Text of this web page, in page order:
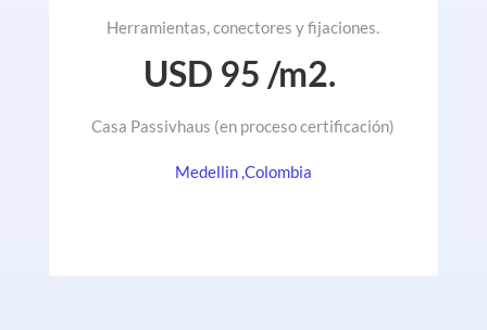
Herramientas, conectores y fijaciones.
USD 95 /m2.
Casa Passivhaus (en proceso certificación)
Medellin ,Colombia